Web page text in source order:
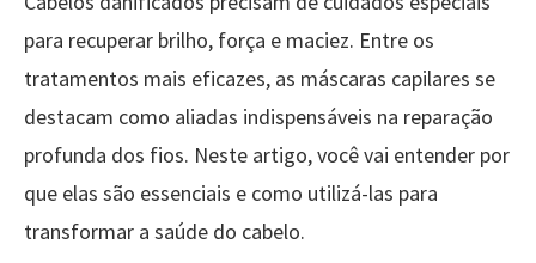
para recuperar brilho, força e maciez. Entre os
tratamentos mais eficazes, as máscaras capilares se
destacam como aliadas indispensáveis na reparação
profunda dos fios. Neste artigo, você vai entender por
que elas são essenciais e como utilizá-las para
transformar a saúde do cabelo.